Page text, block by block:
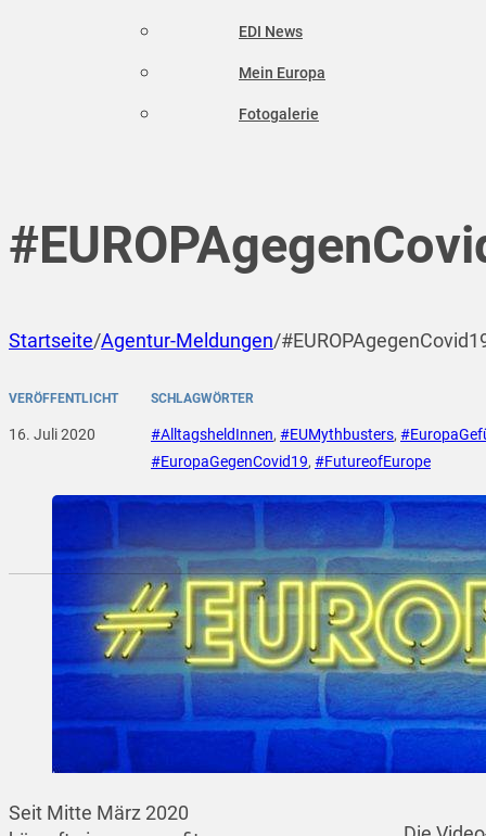
EDI News
Mein Europa
Fotogalerie
Startseite/Agentur-Meldungen/
VERÖFFENTLICHT
16. Juli 2020
SCHLAGWÖRTER
#AlltagsheldInnen, #EUMythbusters,
#EuropaGegenCovid19, #FutureofEurope
Seit Mitte März 2020